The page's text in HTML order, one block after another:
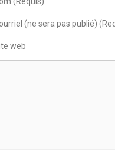
(ne sera pas publié)
web